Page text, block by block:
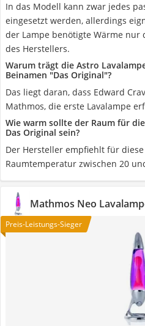
In das Modell kann zwar jedes
eingesetzt werden, allerdings
der Lampe benötigte Wärme nur
des Herstellers.
Warum trägt die Astro
Beinamen "Das Original"?
Das liegt daran, dass Edward
Mathmos, die erste Lavalampe
Wie warm sollte der Raum für
Das Original sein?
Der Hersteller empfiehlt für
Raumtemperatur zwischen 20
Mathmos Neo
Preis-Leistungs-Sieger